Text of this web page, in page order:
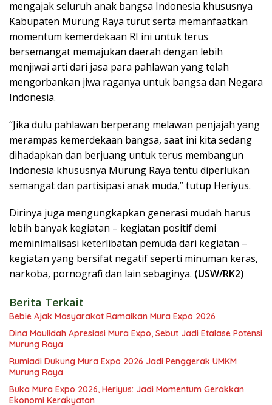
mengajak seluruh anak bangsa Indonesia khususnya
Kabupaten Murung Raya turut serta memanfaatkan
momentum kemerdekaan RI ini untuk terus
bersemangat memajukan daerah dengan lebih
menjiwai arti dari jasa para pahlawan yang telah
mengorbankan jiwa raganya untuk bangsa dan Negara
Indonesia.
“Jika dulu pahlawan berperang melawan penjajah yang
merampas kemerdekaan bangsa, saat ini kita sedang
dihadapkan dan berjuang untuk terus membangun
Indonesia khususnya Murung Raya tentu diperlukan
semangat dan partisipasi anak muda,” tutup Heriyus.
Dirinya juga mengungkapkan generasi mudah harus
lebih banyak kegiatan – kegiatan positif demi
meminimalisasi keterlibatan pemuda dari kegiatan –
kegiatan yang bersifat negatif seperti minuman keras,
narkoba, pornografi dan lain sebaginya. (USW/RK2)
Berita Terkait
Bebie Ajak Masyarakat Ramaikan Mura Expo 2026
Dina Maulidah Apresiasi Mura Expo, Sebut Jadi Etalase Potensi
Murung Raya
Rumiadi Dukung Mura Expo 2026 Jadi Penggerak UMKM
Murung Raya
Buka Mura Expo 2026, Heriyus: Jadi Momentum Gerakkan
Ekonomi Kerakyatan